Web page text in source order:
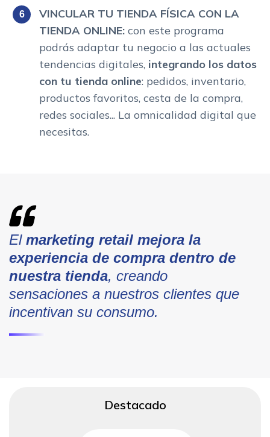
VINCULAR TU TIENDA FÍSICA CON LA
TIENDA ONLINE: con este programa
podrás adaptar tu negocio a las actuales
tendencias digitales, integrando los datos
con tu tienda online: pedidos, inventario,
productos favoritos, cesta de la compra,
redes sociales... La omnicalidad digital que
necesitas.
El marketing retail mejora la
experiencia de compra dentro de
nuestra tienda, creando
sensaciones a nuestros clientes que
incentivan su consumo.
Destacado